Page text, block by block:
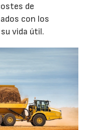
de
con los
vida útil.